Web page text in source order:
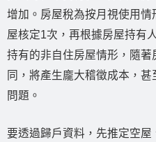
增加。房屋稅為按月視使用
屋核定1次，再根據房屋持有
持有的非自住房屋情形，隨
同，將產生龐大稽徵成本，
問題。
要透過歸戶資料，先推定空